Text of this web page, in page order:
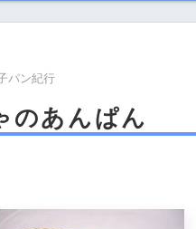
パン紀行
のあんぱん